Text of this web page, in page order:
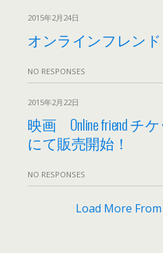
2015年2月24日
オンラインフレン
NO RESPONSES
2015年2月22日
映画 Online friend チ
にて販売開始！
NO RESPONSES
Load More